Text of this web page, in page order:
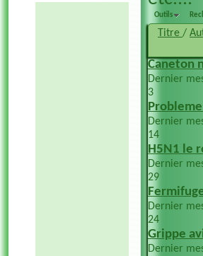
Outils
Titre /
Caneton
Dernier
3
Dernier
14
H5N1 le
Dernier
29
Dernier
24
Grippe
Dernier